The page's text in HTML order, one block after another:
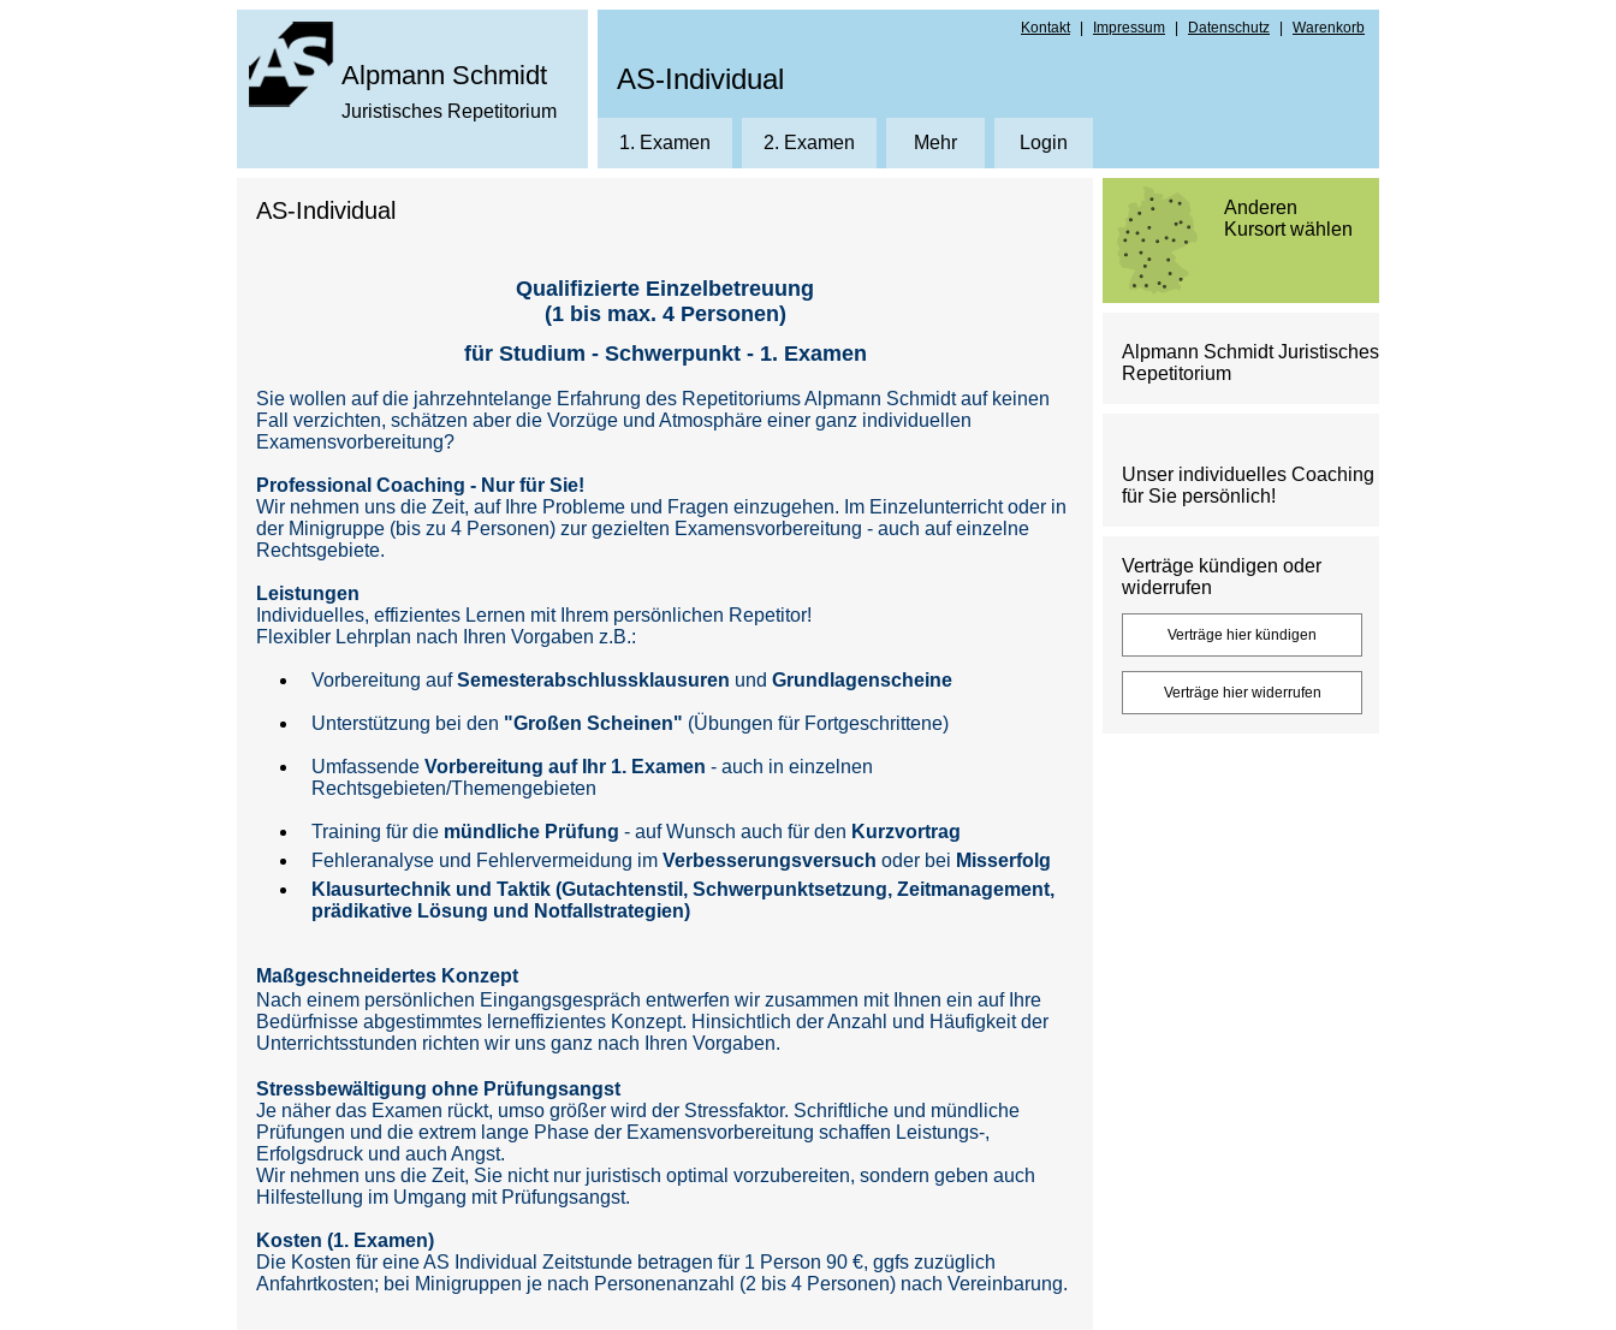
Alpmann Schmidt
Juristisches Repetitorium
Kontakt Impressum Datenschutz Warenkorb
AS-Individual
1. Examen 2. Examen Mehr Login
Neukundenregistrierung
AS-Individual
Qualifizierte Einzelbetreuung
(1 bis max. 4 Personen)
für Studium - Schwerpunkt - 1. Examen
Sie wollen auf die jahrzehntelange Erfahrung des Repetitoriums Alpmann Schmidt auf keinen
Fall verzichten, schätzen aber die Vorzüge und Atmosphäre einer ganz individuellen
Examensvorbereitung?
Professional Coaching - Nur für Sie!
Wir nehmen uns die Zeit, auf Ihre Probleme und Fragen einzugehen. Im Einzelunterricht oder in
der Minigruppe (bis zu 4 Personen) zur gezielten Examensvorbereitung - auch auf einzelne
Rechtsgebiete.
Leistungen
Individuelles, effizientes Lernen mit Ihrem persönlichen Repetitor!
Flexibler Lehrplan nach Ihren Vorgaben z.B.:
Vorbereitung aufSemesterabschlussklausuren und Grundlagenscheine
Unterstützung bei den "Großen Scheinen" (Übungen für Fortgeschrittene)
Umfassende Vorbereitung auf Ihr 1. Examen - auch in einzelnen
Rechtsgebieten/Themengebieten
Training für die mündliche Prüfung - auf Wunsch auch für den Kurzvortrag
Fehleranalyse und Fehlervermeidung im Verbesserungsversuch oder bei Misserfolg
Klausurtechnik und Taktik (Gutachtenstil, Schwerpunktsetzung, Zeitmanagement,
prädikative Lösung und Notfallstrategien)
Maßgeschneidertes Konzept
Nach einem persönlichen Eingangsgespräch entwerfen wir zusammen mit Ihnen ein auf Ihre
Bedürfnisse abgestimmtes lerneffizientes Konzept. Hinsichtlich der Anzahl und Häufigkeit der
Unterrichtsstunden richten wir uns ganz nach Ihren Vorgaben.
Stressbewältigung ohne Prüfungsangst
Je näher das Examen rückt, umso größer wird der Stressfaktor. Schriftliche und mündliche
Prüfungen und die extrem lange Phase der Examensvorbereitung schaffen Leistungs-,
Erfolgsdruck und auch Angst.
Wir nehmen uns die Zeit, Sie nicht nur juristisch optimal vorzubereiten, sondern geben auch
Hilfestellung im Umgang mit Prüfungsangst.
Kosten (1. Examen)
Die Kosten für eine AS Individual Zeitstunde betragen für 1 Person 90 €, ggfs zuzüglich
Anfahrtkosten; bei Minigruppen je nach Personenanzahl (2 bis 4 Personen) nach Vereinbarung.
Anderen
Kursort wählen
Alpmann Schmidt Juristisches
Repetitorium
Unser individuelles Coaching
für Sie persönlich!
Verträge kündigen oder
widerrufen